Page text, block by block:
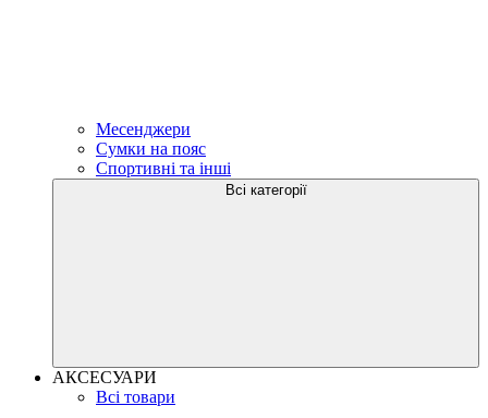
Месенджери
Сумки на пояс
Спортивні та інші
Всі категорії
АКСЕСУАРИ
Всі товари